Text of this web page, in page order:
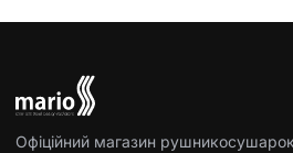
Офіційний магазин